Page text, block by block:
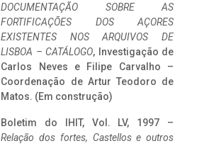
DOCUMENTAÇÃO SOBRE AS
FORTIFICAÇÕES DOS AÇORES
EXISTENTES NOS ARQUIVOS DE
LISBOA – CATÁLOGO, Investigação de
Carlos Neves e Filipe Carvalho –
Coordenação de Artur Teodoro de
Matos. (Em construção)
Boletim do IHIT, Vol. LV, 1997 –
Relação dos fortes, Castellos e outros